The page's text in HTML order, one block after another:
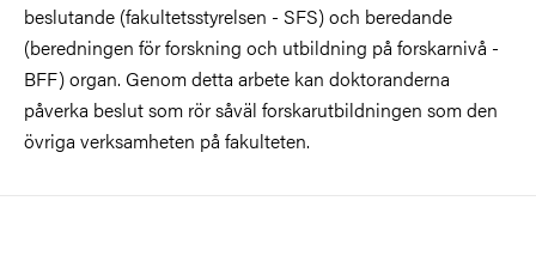
beslutande (fakultetsstyrelsen - SFS) och beredande
(beredningen för forskning och utbildning på forskarnivå -
BFF) organ. Genom detta arbete kan doktoranderna
påverka beslut som rör såväl forskarutbildningen som den
övriga verksamheten på fakulteten.